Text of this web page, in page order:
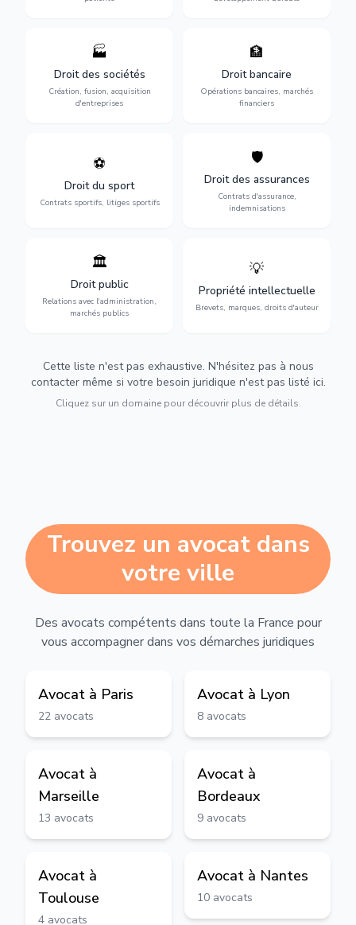
🏭
Droit des sociétés
Création, fusion, acquisition
d'entreprises
Structuration de votre
société : création, fusion-
acquisition, gouvernance et
restructuration.
🏦
Droit bancaire
Opérations bancaires, marchés
financiers
Gestion de vos opérations
financières : contentieux
bancaire, investissements et
régulation.
⚽
Droit du sport
Contrats sportifs, litiges sportifs
Expertise en droit sportif :
transferts, sponsoring et
contentieux.
🛡️
Droit des assurances
Contrats d'assurance,
indemnisations
Défense de vos intérêts :
contrats d'assurance,
sinistres et indemnisations
optimales.
🏛️
Droit public
Relations avec l'administration,
marchés publics
Gestion de vos relations
avec l'administration :
marchés publics,
urbanisme et contentieux.
💡
Propriété intellectuelle
Brevets, marques, droits d'auteur
Protection de vos créations
d'auteur et lutte contre la
contrefaçon.
Cette liste n'est pas exhaustive. N'hésitez pas à nous
contacter même si votre besoin juridique n'est pas listé ici.
Cliquez sur un domaine pour découvrir plus de détails.
Trouvez un avocat dans
votre ville
Des avocats compétents dans toute la France pour
vous accompagner dans vos démarches juridiques
Avocat à Paris
22 avocats
Avocat à Lyon
8 avocats
Avocat à
Marseille
13 avocats
Avocat à
Bordeaux
9 avocats
Avocat à
Toulouse
4 avocats
Avocat à Nantes
10 avocats